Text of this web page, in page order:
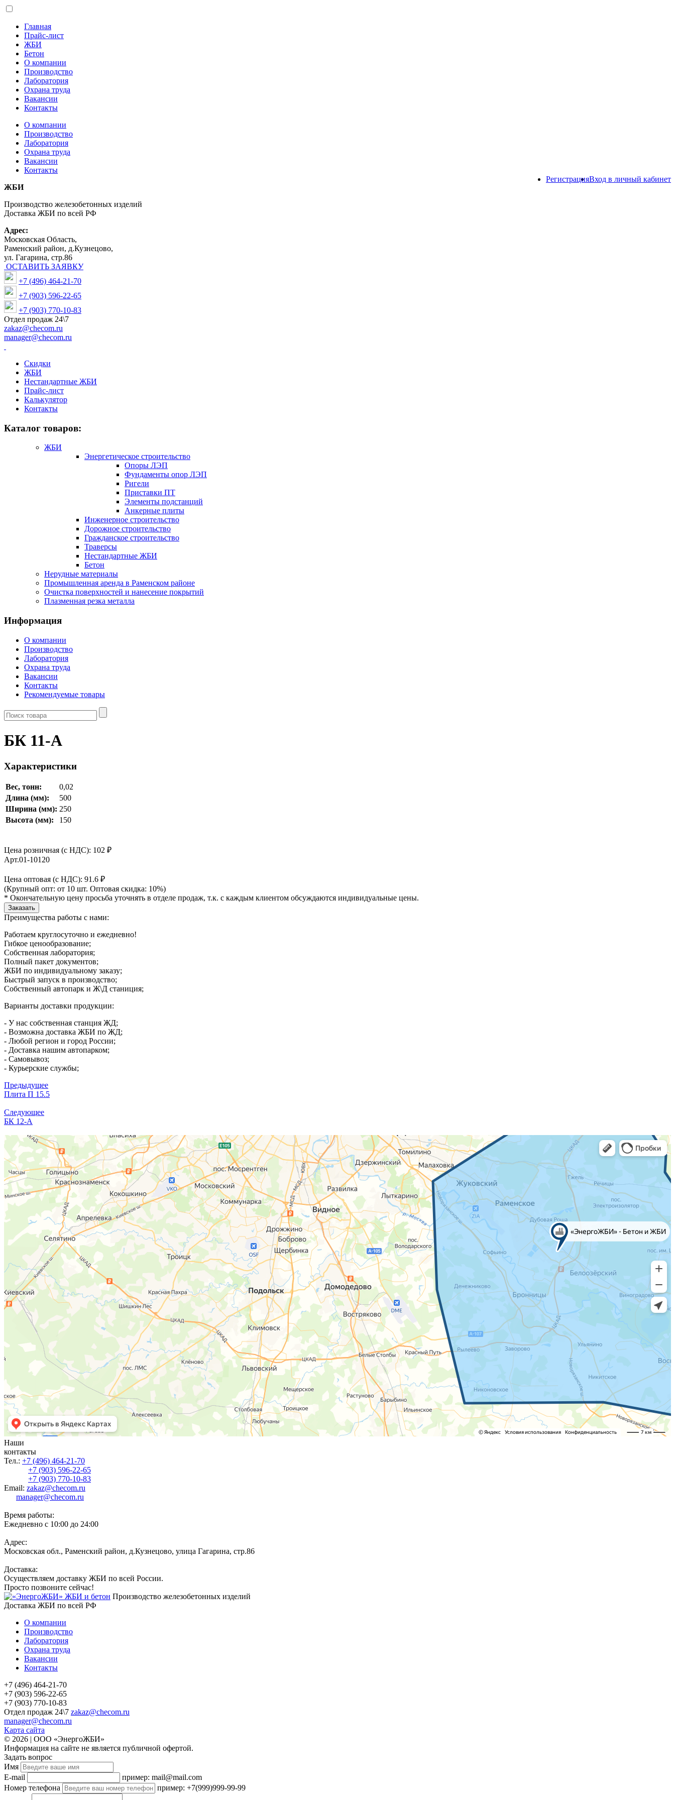
Главная
Прайс-лист
ЖБИ
Бетон
О компании
Производство
Лаборатория
Охрана труда
Вакансии
Контакты
О компании
Производство
Лаборатория
Охрана труда
Вакансии
Контакты
Вход в личный кабинет
Регистрация
ЖБИ
Производство железобетонных изделий
Доставка ЖБИ по всей РФ
Адрес:
Московская Область,
Раменский район, д.Кузнецово,
ул. Гагарина, стр.86
ОСТАВИТЬ ЗАЯВКУ
+7 (496) 464-21-70
+7 (903) 596-22-65
+7 (903) 770-10-83
Отдел продаж 24\7
zakaz@checom.ru
manager@checom.ru
Скидки
ЖБИ
Нестандартные ЖБИ
Прайс-лист
Калькулятор
Контакты
Каталог товаров:
ЖБИ
Энергетическое строительство
Опоры ЛЭП
Фундаменты опор ЛЭП
Ригели
Приставки ПТ
Элементы подстанций
Анкерные плиты
Инженерное строительство
Дорожное строительство
Гражданское строительство
Траверсы
Нестандартные ЖБИ
Бетон
Нерудные материалы
Промышленная аренда в Раменском районе
Очистка поверхностей и нанесение покрытий
Плазменная резка металла
Информация
О компании
Производство
Лаборатория
Охрана труда
Вакансии
Контакты
Рекомендуемые товары
БК 11-А
Характеристики
Вес, тонн:
0,02
Длина (мм):
500
Ширина (мм): 250
Высота (мм):
150
Цена розничная (с НДС): 102 ₽
Арт.01-10120
Цена оптовая (с НДС): 91.6 ₽
(Крупный опт: от 10 шт. Оптовая скидка: 10%)
* Окончательную цену просьба уточнять в отделе продаж, т.к. с каждым клиентом обсуждаются индивидуальные цены.
Преимущества работы с нами:
Работаем круглосуточно и ежедневно!
Гибкое ценообразование;
Собственная лаборатория;
Полный пакет документов;
ЖБИ по индивидуальному заказу;
Быстрый запуск в производство;
Собственный автопарк и Ж\Д станиция;
Варианты доставки продукции:
- У нас собственная станция ЖД;
- Возможна доставка ЖБИ по ЖД;
- Любой регион и город России;
- Доставка нашим автопарком;
- Самовывоз;
- Курьерские службы;
Предыдущее
Плита П 15.5
Следующее
БК 12-А
Наши
контакты
Тел.: +7 (496) 464-21-70
+7 (903) 596-22-65
+7 (903) 770-10-83
Email: zakaz@checom.ru
manager@checom.ru
Время работы:
Ежедневно с 10:00 до 24:00
Адрес:
Московская обл., Раменский район, д.Кузнецово, улица Гагарина, стр.86
Доставка:
Осуществляем доставку ЖБИ по всей России.
Просто позвоните сейчас!
Производство железобетонных изделий
Доставка ЖБИ по всей РФ
О компании
Производство
Лаборатория
Охрана труда
Вакансии
Контакты
+7 (496) 464-21-70
+7 (903) 596-22-65
+7 (903) 770-10-83
Отдел продаж 24\7 zakaz@checom.ru
manager@checom.ru
Карта сайта
© 2026 | ООО «ЭнергоЖБИ»
Информация на сайте не является публичной офертой.
Задать вопрос
Имя
E-mail
пример: mail@mail.com
Номер телефона
пример: +7(999)999-99-99